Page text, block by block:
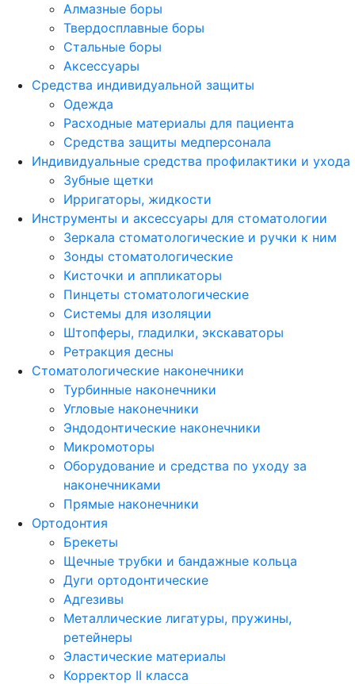
Алмазные боры
Твердосплавные боры
Стальные боры
Аксессуары
Средства индивидуальной защиты
Одежда
Расходные материалы для пациента
Средства защиты медперсонала
Индивидуальные средства профилактики и ухода
Зубные щетки
Ирригаторы, жидкости
Инструменты и аксессуары для стоматологии
Зеркала стоматологические и ручки к ним
Зонды стоматологические
Кисточки и аппликаторы
Пинцеты стоматологические
Системы для изоляции
Штопферы, гладилки, экскаваторы
Ретракция десны
Стоматологические наконечники
Турбинные наконечники
Угловые наконечники
Эндодонтические наконечники
Микромоторы
Оборудование и средства по уходу за
наконечниками
Прямые наконечники
Ортодонтия
Брекеты
Щечные трубки и бандажные кольца
Дуги ортодонтические
Адгезивы
Металлические лигатуры, пружины,
ретейнеры
Эластические материалы
Корректор II класса